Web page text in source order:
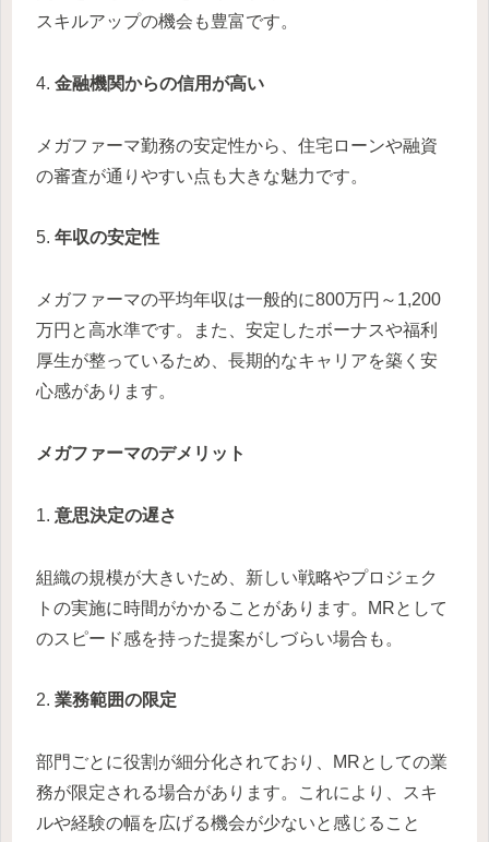
スキルアップの機会も豊富です。
4. 金融機関からの信用が高い
メガファーマ勤務の安定性から、住宅ローンや融資
の審査が通りやすい点も大きな魅力です。
5. 年収の安定性
メガファーマの平均年収は一般的に800万円～1,200
万円と高水準です。また、安定したボーナスや福利
厚生が整っているため、長期的なキャリアを築く安
心感があります。
メガファーマのデメリット
1. 意思決定の遅さ
組織の規模が大きいため、新しい戦略やプロジェク
トの実施に時間がかかることがあります。MRとして
のスピード感を持った提案がしづらい場合も。
2. 業務範囲の限定
部門ごとに役割が細分化されており、MRとしての業
務が限定される場合があります。これにより、スキ
ルや経験の幅を広げる機会が少ないと感じること